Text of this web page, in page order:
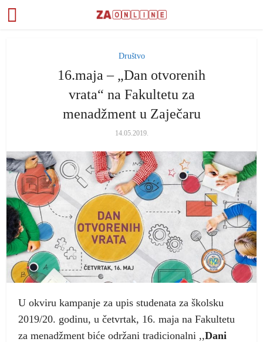
Društvo
16.maja – „Dan otvorenih
vrata“ na Fakultetu za
menadžment u Zaječaru
14.05.2019.
U okviru kampanje za upis studenata za školsku
2019/20. godinu, u četvrtak, 16. maja na Fakultetu
za menadžment biće održani tradicionalni ,,Dani